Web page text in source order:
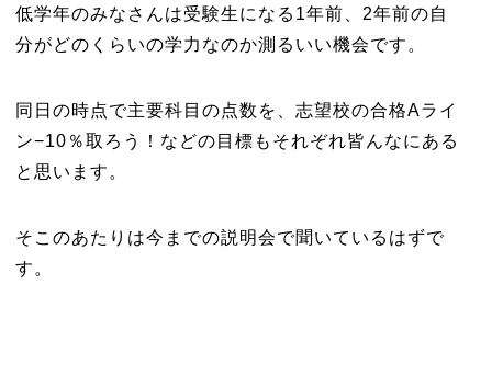
低学年のみなさんは受験生になる1年前、2年前の自
分がどのくらいの学力なのか測るいい機会です。
同日の時点で主要科目の点数を、志望校の合格Aライ
ン−10％取ろう！などの目標もそれぞれ皆んなにある
と思います。
そこのあたりは今までの説明会で聞いているはずで
す。